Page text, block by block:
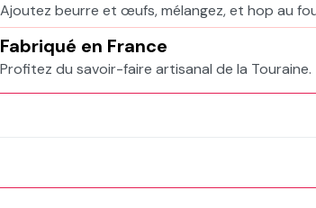
Ajoutez beurre et œufs, mélangez, et hop au
Fabriqué en France
Profitez du savoir-faire artisanal de la Touraine.